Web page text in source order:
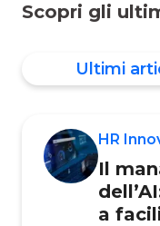
Scopri gli
Ultimi
HR
Il
a